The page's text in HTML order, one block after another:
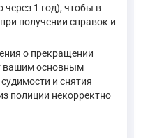
1 год), чтобы в
получении справок и
о прекращении
вашим основным
и снятия
полиции некорректно